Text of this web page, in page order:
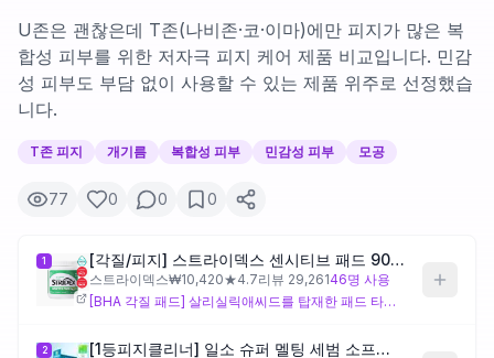
대화 이력
찜 목록
U존은 괜찮은데 T존(나비존·코·이마)에만 피지가 많은 복
합성 피부를 위한 저자극 피지 케어 제품 비교입니다. 민감
성 피부도 부담 없이 사용할 수 있는 제품 위주로 선정했습
니다.
T존 피지 개기름 복합성 피부 민감성 피부 모공
77 0 0 0
1 [각질/피지] 스트라이덱스 센시티브 패드 90매
스트라이덱스₩10,420★4.7리뷰 29,26146명 사용
[BHA 각질 패드] 살리실릭애씨드를 탑재한 패드 타입으로, 모공 속 피지와 각질을 닦아내는 설계입니다. 센시티브 라인이지만 암모늄라우릴설페이트와 멘톨이 고유 성분으로 포함되어 있어, 실제 민감성 피부나 자극에 예민한 분은 반응을 살피며 사용하는 것이 좋아요. T존 개기름이 고민인 복합성 피부에 주 1~2회 집중 관리용으로 적합할 수 있어요.
2 [1등피지클리너] 일소 슈퍼 멜팅 세범 소프트너 150g 기획 (+착붙솜40매+모공팩1매)